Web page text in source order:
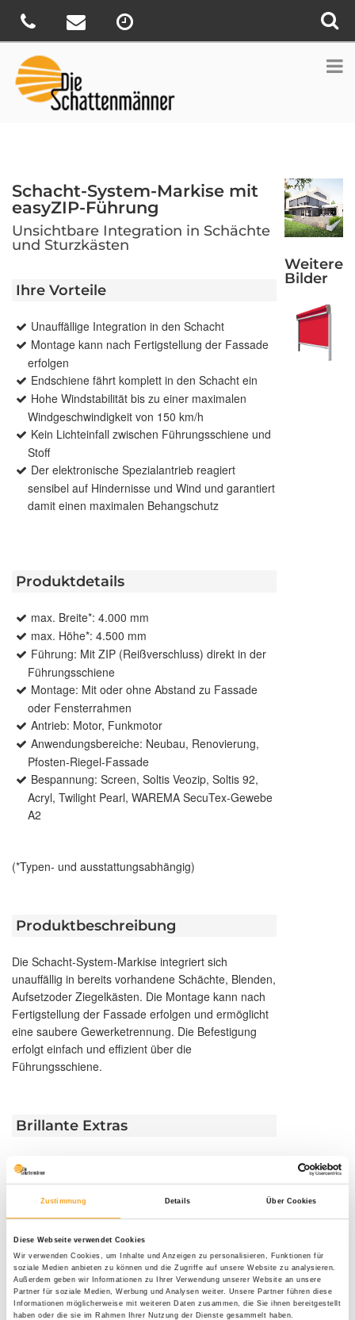
Zustimmung Details Über Cookies
Diese Webseite verwendet Cookies
Wir verwenden Cookies, um Inhalte und Anzeigen zu personalisieren, Funktionen für
soziale Medien anbieten zu können und die Zugriffe auf unsere Website zu analysieren.
Außerdem geben wir Informationen zu Ihrer Verwendung unserer Website an unsere
Partner für soziale Medien, Werbung und Analysen weiter. Unsere Partner führen diese
Informationen möglicherweise mit weiteren Daten zusammen, die Sie ihnen bereitgestellt
haben oder die sie im Rahmen Ihrer Nutzung der Dienste gesammelt haben.
Schacht-System-Markise mit
easyZIP-Führung
Unsichtbare Integration in Schächte
und Sturzkästen
Ihre Vorteile
Unauffällige Integration in den Schacht
Montage kann nach Fertigstellung der Fassade
erfolgen
Endschiene fährt komplett in den Schacht ein
Hohe Windstabilität bis zu einer maximalen
Windgeschwindigkeit von 150 km/h
Kein Lichteinfall zwischen Führungsschiene und
Stoff
Der elektronische Spezialantrieb reagiert
sensibel auf Hindernisse und Wind und garantiert
damit einen maximalen Behangschutz
Produktdetails
max. Breite*: 4.000 mm
max. Höhe*: 4.500 mm
Führung: Mit ZIP (Reißverschluss) direkt in der
Führungsschiene
Montage: Mit oder ohne Abstand zu Fassade
oder Fensterrahmen
Antrieb: Motor, Funkmotor
Anwendungsbereiche: Neubau, Renovierung,
Pfosten-Riegel-Fassade
Bespannung: Screen, Soltis Veozip, Soltis 92,
Acryl, Twilight Pearl, WAREMA SecuTex-Gewebe
A2
(*Typen- und ausstattungsabhängig)
Produktbeschreibung
Die Schacht-System-Markise integriert sich
unauffällig in bereits vorhandene Schächte, Blenden,
Aufsetzoder Ziegelkästen. Die Montage kann nach
Fertigstellung der Fassade erfolgen und ermöglicht
eine saubere Gewerketrennung. Die Befestigung
erfolgt einfach und effizient über die
Führungsschiene.
Brillante Extras
Weitere Informationen zu
Ausstattungsextras Fenster-Markisen
Weitere Informationen zu Stoffqualitäten
Farben & Stoffe
Weitere
Bilder